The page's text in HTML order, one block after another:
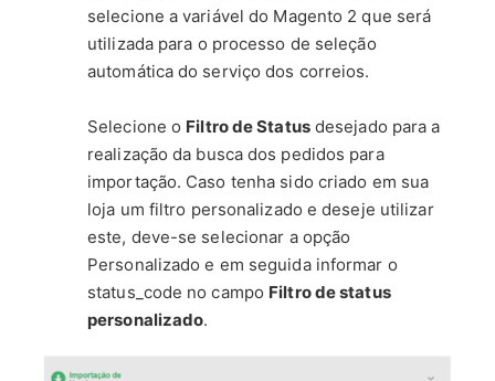
selecione a variável do Magento 2 que será
utilizada para o processo de seleção
automática do serviço dos correios.
Selecione o Filtro de Statusdesejado para a
realização da busca dos pedidos para
importação. Caso tenha sido criado em sua
loja um filtro personalizado e deseje utilizar
este, deve-se selecionar a opção
Personalizado e em seguida informar o
status_code no campo Filtro de status
personalizado.